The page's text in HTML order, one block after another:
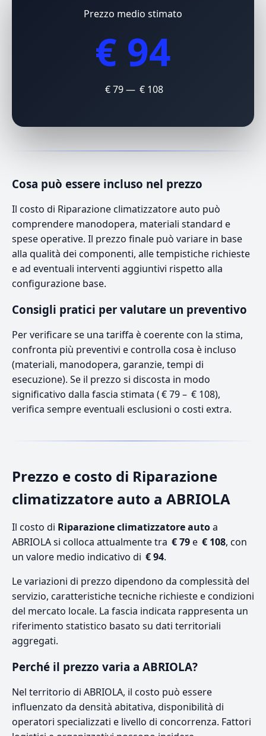
Prezzo medio stimato
€ 94
€ 79 — € 108
Cosa può essere incluso nel prezzo
Il costo di Riparazione climatizzatore auto può
comprendere manodopera, materiali standard e
spese operative. Il prezzo finale può variare in base
alla qualità dei componenti, alle tempistiche richieste
e ad eventuali interventi aggiuntivi rispetto alla
configurazione base.
Consigli pratici per valutare un preventivo
Per verificare se una tariffa è coerente con la stima,
confronta più preventivi e controlla cosa è incluso
(materiali, manodopera, garanzie, tempi di
esecuzione). Se il prezzo si discosta in modo
significativo dalla fascia stimata ( € 79 – € 108),
verifica sempre eventuali esclusioni o costi extra.
Prezzo e costo di Riparazione
climatizzatore auto a ABRIOLA
Il costo di Riparazione climatizzatore autoa
ABRIOLA si colloca attualmente tra € 79e € 108, con
un valore medio indicativo di € 94.
Le variazioni di prezzo dipendono da complessità del
servizio, caratteristiche tecniche richieste e condizioni
del mercato locale. La fascia indicata rappresenta un
riferimento statistico basato su dati territoriali
aggregati.
Perché il prezzo varia a ABRIOLA?
Nel territorio di ABRIOLA, il costo può essere
influenzato da densità abitativa, disponibilità di
operatori specializzati e livello di concorrenza. Fattori